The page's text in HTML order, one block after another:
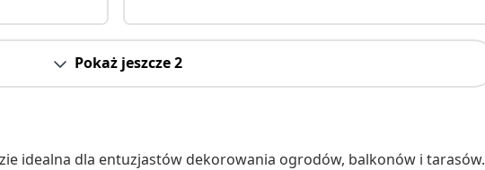
Pokaż jeszcze 2
idealna dla entuzjastów dekorowania ogrodów, balkonów i tarasów.